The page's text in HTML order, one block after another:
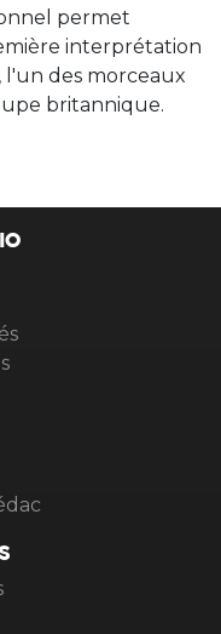
permet
interprétation
l'un des morceaux
britannique.